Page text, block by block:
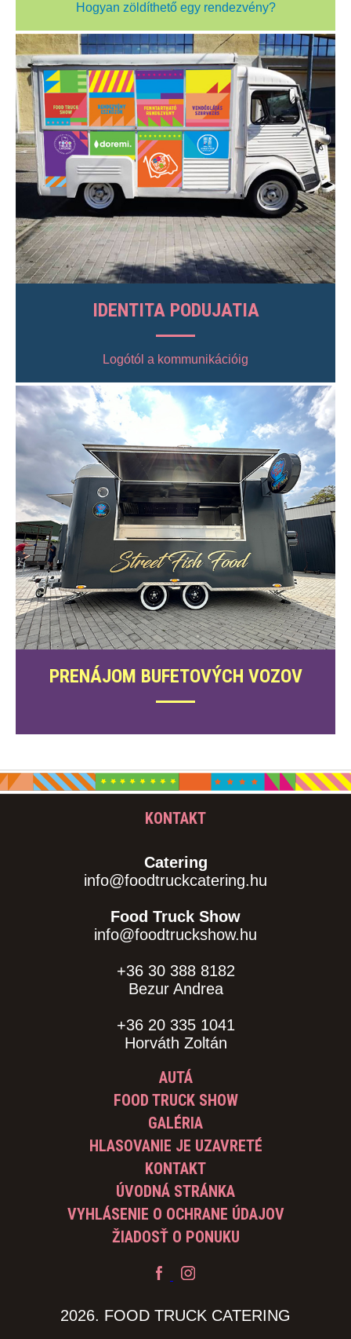
Hogyan zöldíthető egy rendezvény?
IDENTITA PODUJATIA
Logótól a kommunikációig
PRENÁJOM BUFETOVÝCH VOZOV
KONTAKT
Catering
info@foodtruckcatering.hu
Food Truck Show
info@foodtruckshow.hu
+36 30 388 8182
Bezur Andrea
+36 20 335 1041
Horváth Zoltán
AUTÁ
FOOD TRUCK SHOW
GALÉRIA
HLASOVANIE JE UZAVRETÉ
KONTAKT
ÚVODNÁ STRÁNKA
VYHLÁSENIE O OCHRANE ÚDAJOV
ŽIADOSŤ O PONUKU
2026. FOOD TRUCK CATERING